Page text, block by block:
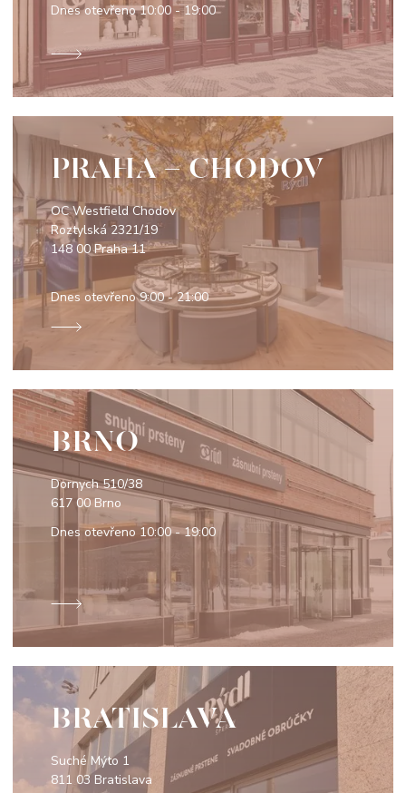
Dnes otevřeno10:00 - 19:00
PRAHA - CHODOV
OC Westfield Chodov
Roztylská 2321/19
148 00 Praha 11
Dnes otevřeno9:00 - 21:00
BRNO
Dornych 510/38
617 00 Brno
Dnes otevřeno 10:00 - 19:00
BRATISLAVA
Suché Mýto 1
811 03 Bratislava